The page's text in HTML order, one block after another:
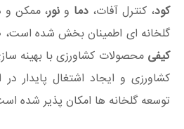
کود، کنترل آفات، دما و نور، ممکن و
گلخانه ای اطمینان بخش شده
کیفی محصولات کشاورزی با بهینه
کشاورزی و ایجاد اشتغال پایدار
توسعه گلخانه ها امکان پذیر شده